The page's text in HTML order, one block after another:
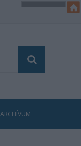
ARCHÍVUM